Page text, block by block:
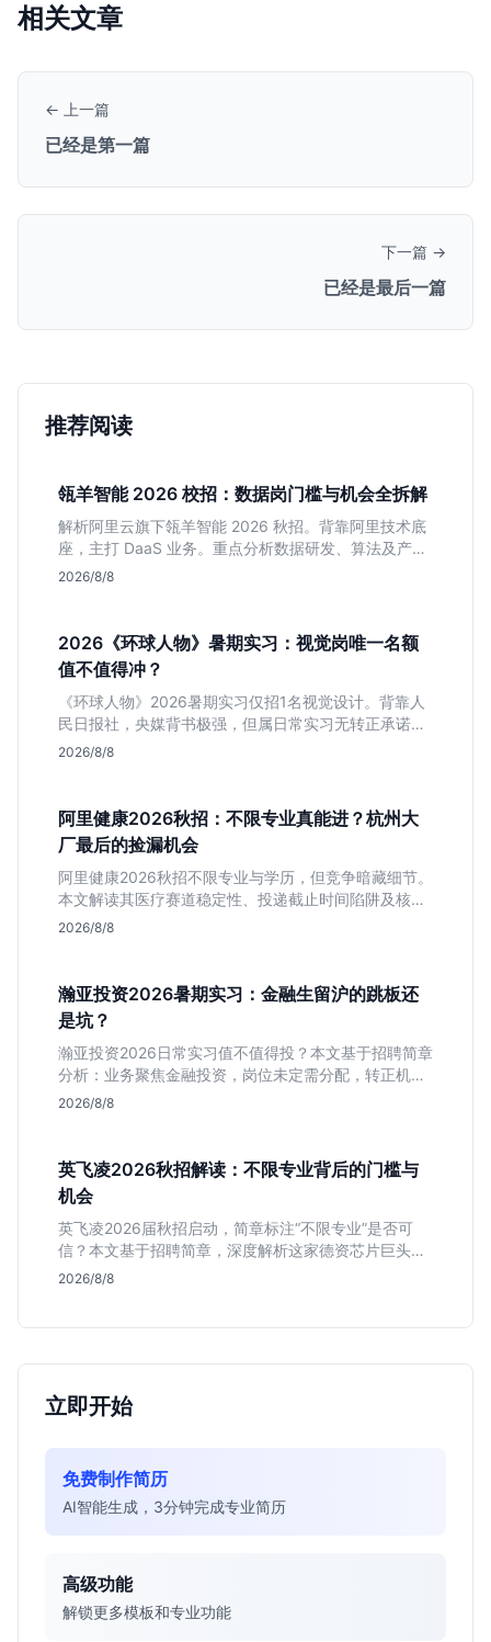
相关文章
← 上一篇
已经是第一篇
下一篇 →
已经是最后一篇
推荐阅读
瓴羊智能 2026 校招：数据岗门槛与机会全拆解
解析阿里云旗下瓴羊智能 2026 秋招。背靠阿里技术底
座，主打 DaaS 业务。重点分析数据研发、算法及产品
岗的硬性要求，评估 B 端数据路线的成长曲线与抗压挑
2026/8/8
2026《环球人物》暑期实习：视觉岗唯一名额
值不值得冲？
《环球人物》2026暑期实习仅招1名视觉设计。背靠人
民日报社，央媒背书极强，但属日常实习无转正承诺。
适合追求高含金量简历、能接受严谨流程的设计生，想
2026/8/8
阿里健康2026秋招：不限专业真能进？杭州大
厂最后的捡漏机会
阿里健康2026秋招不限专业与学历，但竞争暗藏细节。
本文解读其医疗赛道稳定性、投递截止时间陷阱及核心
岗位面试节奏，帮应届生判断是否值得投入。
2026/8/8
瀚亚投资2026暑期实习：金融生留沪的跳板还
是坑？
瀚亚投资2026日常实习值不值得投？本文基于招聘简章
分析：业务聚焦金融投资，岗位未定需分配，转正机会
不明确。适合急需上海高含金量实习证明、想接触真实
2026/8/8
英飞凌2026秋招解读：不限专业背后的门槛与
机会
英飞凌2026届秋招启动，简章标注“不限专业”是否可
信？本文基于招聘简章，深度解析这家德资芯片巨头的
行业地位、校招真实门槛及投递策略，助你判断是否值
2026/8/8
立即开始
免费制作简历
AI智能生成，3分钟完成专业简历
高级功能
解锁更多模板和专业功能